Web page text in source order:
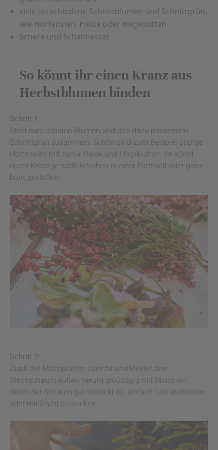
viele verschiedene Schnittblumen und Schnittgrün,
wie Hortensien, Heide oder Hagebutten
Schere und Schälmesser
So könnt ihr einen Kranz aus
Herbstblumen binden
Schritt 1:
Stellt eure liebsten Blumen und das dazu passenden
Schnittgrün zusammen. Schön sind zum Beispiel üppige
Hortensien mit zarter Heide und Hagebutten. Ihr könnt
euren Kranz je nach Belieben in einer Farbwelt oder ganz
bunt gestalten.
Schritt 2:
Zupft die Moosplatten zurecht und kleidet den
Steckschaum außen herum großzügig mit Moos ein.
Wenn der Schaum gut bedeckt ist, einfach fest andrücken
oder mit Draht anstecken.